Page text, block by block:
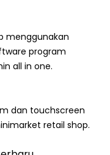
menggunakan
program
all in one.
dan touchscreen
retail shop.